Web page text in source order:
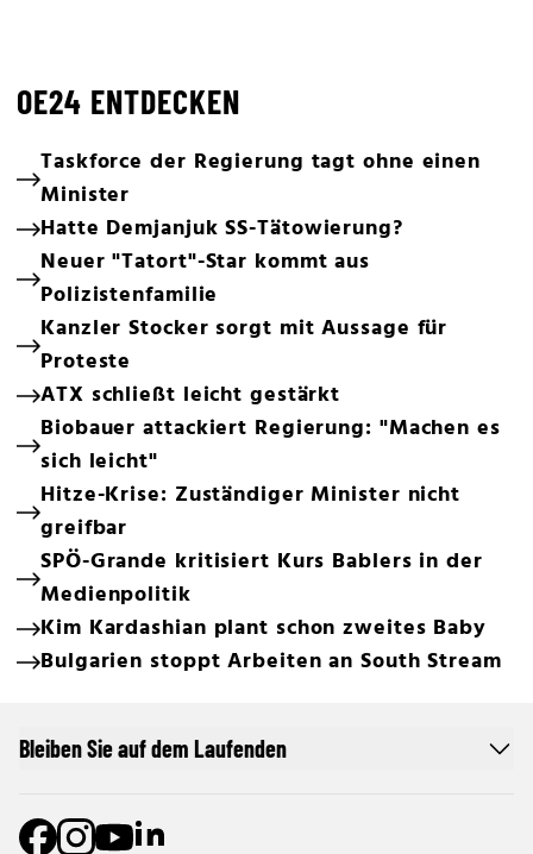
OE24 ENTDECKEN
Taskforce der Regierung tagt ohne einen
Minister
Hatte Demjanjuk SS-Tätowierung?
Neuer "Tatort"-Star kommt aus
Polizistenfamilie
Kanzler Stocker sorgt mit Aussage für
Proteste
ATX schließt leicht gestärkt
Biobauer attackiert Regierung: "Machen es
sich leicht"
Hitze-Krise: Zuständiger Minister nicht
greifbar
SPÖ-Grande kritisiert Kurs Bablers in der
Medienpolitik
Kim Kardashian plant schon zweites Baby
Bulgarien stoppt Arbeiten an South Stream
Bleiben Sie auf dem Laufenden